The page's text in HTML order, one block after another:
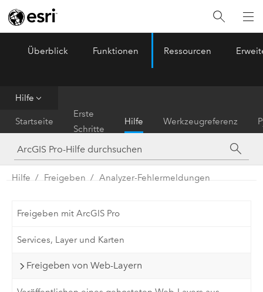
ArcGIS Pro
Überblick Funktionen Ressourcen
Hilfe
Startseite
Erste
Schritte
Hilfe Werkzeugreferenz
Hilfe Freigeben Analyzer-Fehlermeldungen
Freigeben mit ArcGIS Pro
Services, Layer und Karten
Freigeben von Web-Layern